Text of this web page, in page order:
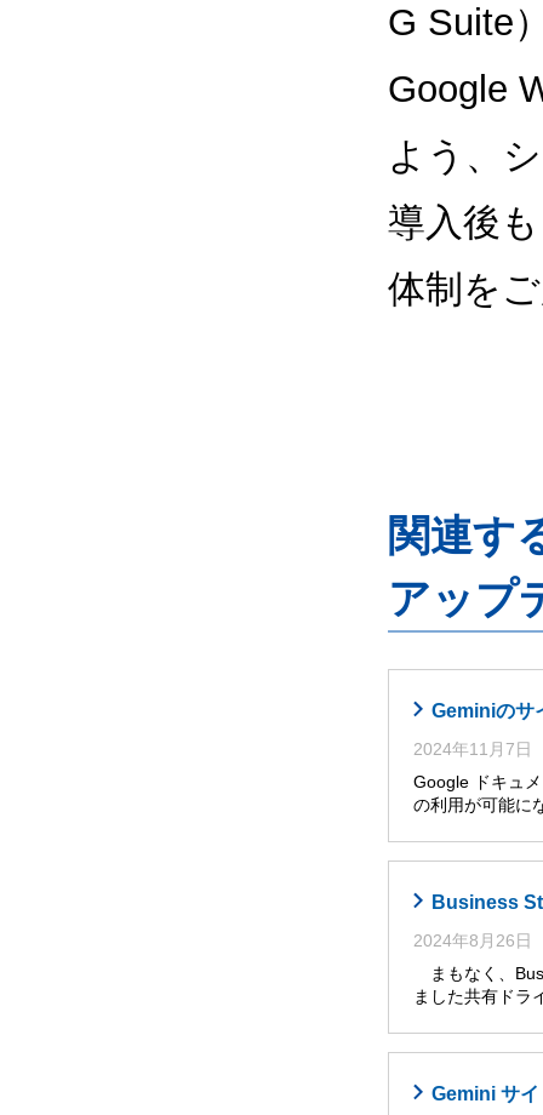
G Suite
Google
よう、
導入後
体制を
関連す
アップ
Geminiのサ
2024年11月7日
Google ドキュ
の利用が可能に
Business
2024年8月26日
まもなく、
ました共有ドラ
Gemini サ